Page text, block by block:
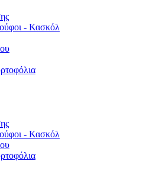
- Κασκόλ
- Κασκόλ